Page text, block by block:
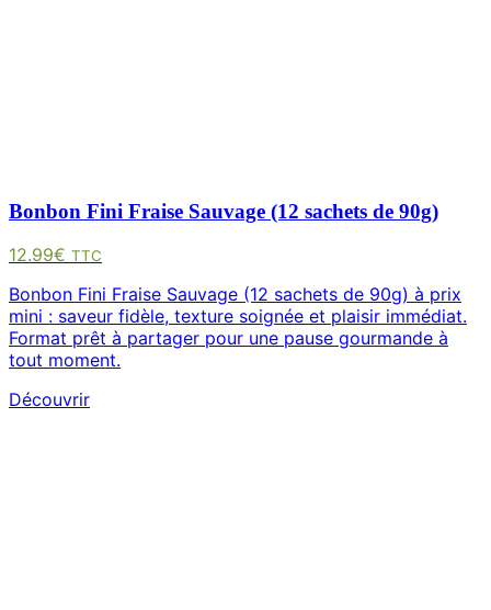
Bonbon Fini Fraise Sauvage (12 sachets de 90g)
12.99€ TTC
Bonbon Fini Fraise Sauvage (12 sachets de 90g) à prix
mini : saveur fidèle, texture soignée et plaisir immédiat.
Format prêt à partager pour une pause gourmande à
tout moment.
Découvrir